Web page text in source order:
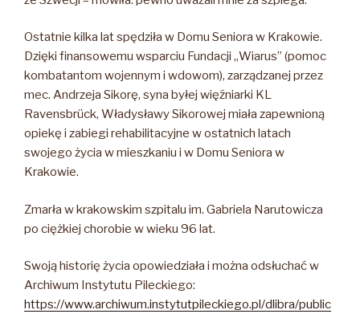
Ostatnie kilka lat spędziła w Domu Seniora w Krakowie.
Dzięki finansowemu wsparciu Fundacji „Wiarus” (pomoc
kombatantom wojennym i wdowom), zarządzanej przez
mec. Andrzeja Sikorę, syna byłej więźniarki KL
Ravensbrück, Władysławy Sikorowej miała zapewnioną
opiekę i zabiegi rehabilitacyjne w ostatnich latach
swojego życia w mieszkaniu i w Domu Seniora w
Krakowie.
Zmarła w krakowskim szpitalu im. Gabriela Narutowicza
po ciężkiej chorobie w wieku 96 lat.
Swoją historię życia opowiedziała i można odsłuchać w
Archiwum Instytutu Pileckiego:
https://www.archiwum.instytutpileckiego.pl/dlibra/public